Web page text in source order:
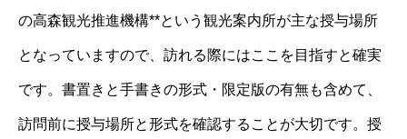
の高森観光推進機構**という観光案内所が主な授与場所
となっていますので、訪れる際にはここを目指すと確実
です。書置きと手書きの形式・限定版の有無も含めて、
訪問前に授与場所と形式を確認することが大切です。授